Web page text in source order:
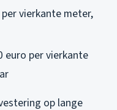
vierkante meter,
euro per vierkante
op lange